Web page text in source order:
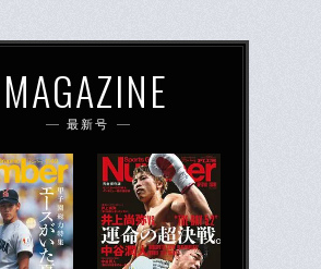
MAGAZINE
最新号